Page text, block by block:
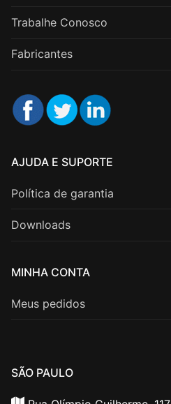
Trabalhe Conosco
Fabricantes
AJUDA E SUPORTE
Política de garantia
Downloads
MINHA CONTA
Meus pedidos
SÃO PAULO